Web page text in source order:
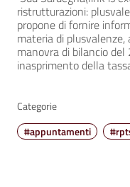
ristrutturazioni:
propone di fornire
materia di
manovra di bilancio
inasprimento della
Categorie
#appuntamenti